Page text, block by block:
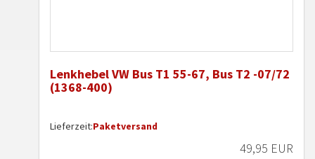
Lenkhebel VW Bus T1 55-67, Bus T2 -07/72
(1368-400)
Lieferzeit:Paketversand
49,95 EUR